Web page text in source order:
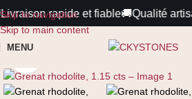
Skip to navigation
Skip to main content
rapide et fiable🚚Qualité
MENU